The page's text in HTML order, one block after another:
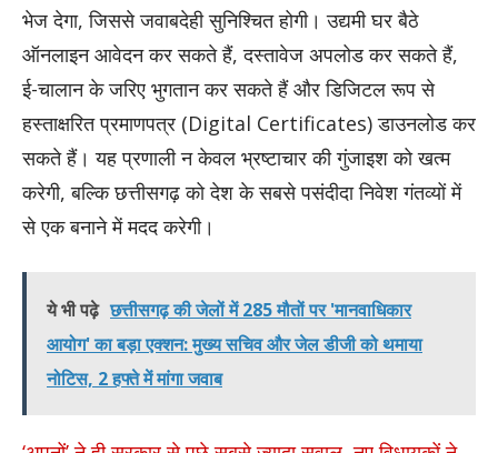
भेज देगा, जिससे जवाबदेही सुनिश्चित होगी। उद्यमी घर बैठे
ऑनलाइन आवेदन कर सकते हैं, दस्तावेज अपलोड कर सकते हैं,
ई-चालान के जरिए भुगतान कर सकते हैं और डिजिटल रूप से
हस्ताक्षरित प्रमाणपत्र (Digital Certificates) डाउनलोड कर
सकते हैं। यह प्रणाली न केवल भ्रष्टाचार की गुंजाइश को खत्म
करेगी, बल्कि छत्तीसगढ़ को देश के सबसे पसंदीदा निवेश गंतव्यों में
से एक बनाने में मदद करेगी।
ये भी पढ़े छत्तीसगढ़ की जेलों में 285 मौतों पर 'मानवाधिकार
आयोग' का बड़ा एक्शन: मुख्य सचिव और जेल डीजी को थमाया
नोटिस, 2 हफ्ते में मांगा जवाब